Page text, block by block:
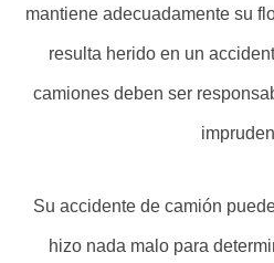
mantiene adecuadamente su
resulta herido en un
camiones deben ser
Su accidente de camión
hizo nada malo para